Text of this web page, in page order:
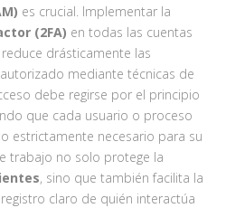
es crucial. Implementar la
(2FA) en todas las cuentas
drásticamente las
mediante técnicas de
debe regirse por el principio
que cada usuario o proceso
estrictamente necesario para su
trabajo no solo protege la
, sino que también facilita la
claro de quién interactúa